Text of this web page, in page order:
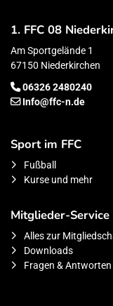
1. FFC 08
Am Sportgelände 1
67150 Niederkirchen
06326 2480240
Info@ffc-n.de
Sport im FFC
Fußball
Kurse und mehr
Mitglieder-Service
Alles zur
Downloads
Fragen & Antworten